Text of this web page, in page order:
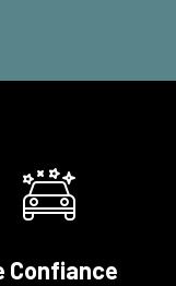
Confiance